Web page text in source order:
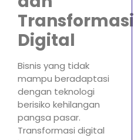
Transformasi
Digital
Bisnis yang tidak
mampu beradaptasi
dengan teknologi
berisiko kehilangan
pangsa pasar.
Transformasi digital